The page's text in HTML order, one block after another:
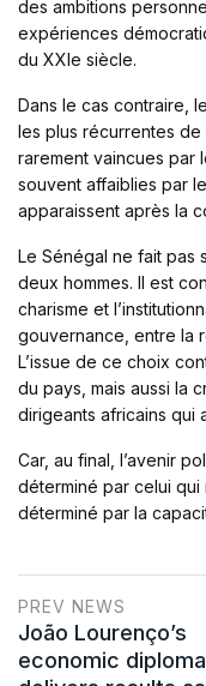
des ambitions
expériences
du XXIe siècle.
Dans le cas contraire,
les plus récurrentes de
rarement vaincues par
souvent affaiblies par
apparaissent après la
Le Sénégal ne fait pas
deux hommes. Il est
charisme et
gouvernance, entre la
L’issue de ce choix
du pays, mais aussi la
dirigeants africains qui
Car, au final, l’avenir
déterminé par celui
déterminé par la
PREV NEWS
João Lourenço’s
economic